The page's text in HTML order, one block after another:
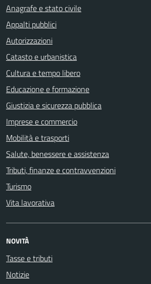
Anagrafe e stato civile
Appalti pubblici
Autorizzazioni
Catasto e urbanistica
Cultura e tempo libero
Educazione e formazione
Giustizia e sicurezza pubblica
Imprese e commercio
Mobilità e trasporti
Salute, benessere e assistenza
Tributi, finanze e contravvenzioni
Turismo
Vita lavorativa
NOVITÀ
Tasse e tributi
Notizie